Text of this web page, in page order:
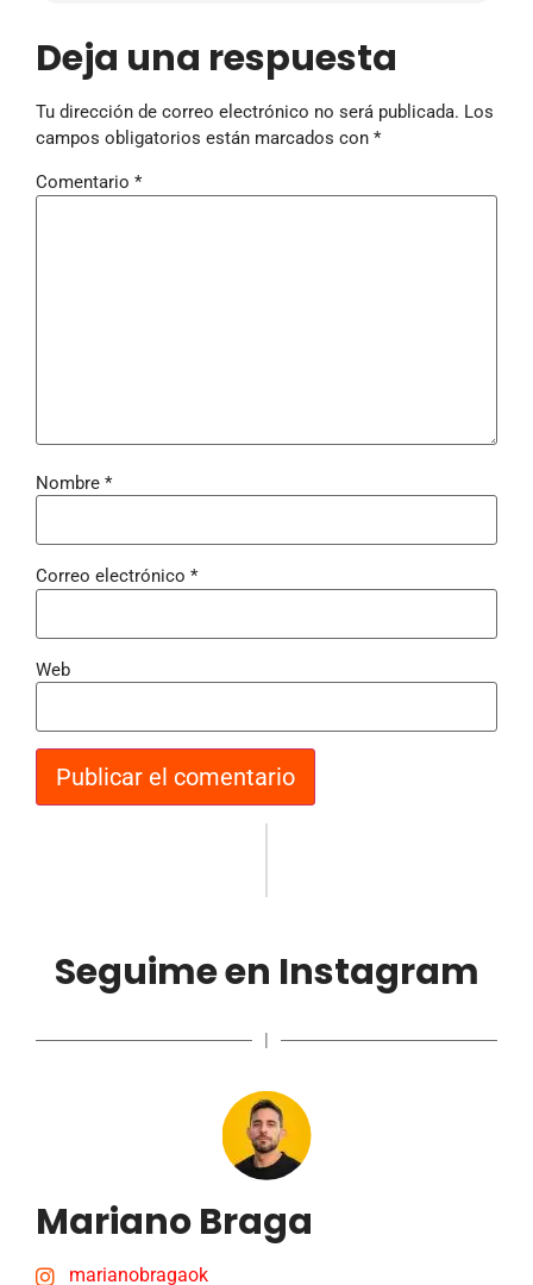
Deja una respuesta
Tu dirección de correo electrónico no será publicada. Los
campos obligatorios están marcados con *
Comentario *
Nombre *
Correo electrónico *
Web
Seguime en Instagram
|
Mariano Braga
marianobragaok